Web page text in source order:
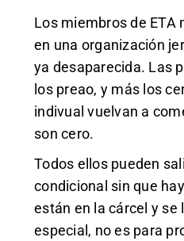
Los miembros de
en una organización
ya desaparecida. Las
los preao, y más los
indivual vuelvan a
son cero.
Todos ellos pueden
condicional sin que
están en la cárcel y se
especial, no es para